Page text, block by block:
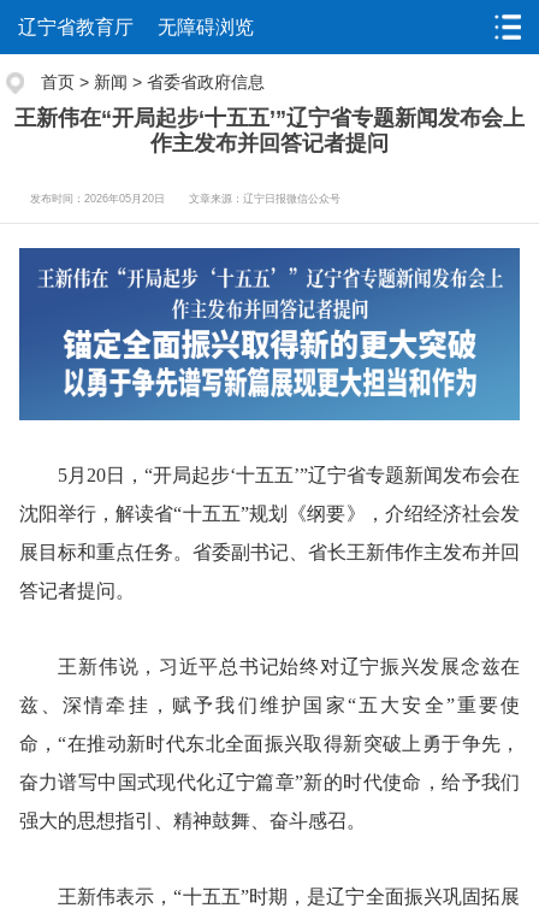
辽宁省教育厅 无障碍浏览
首页 > 新闻 > 省委省政府信息
王新伟在“开局起步‘十五五’”辽宁省专题新闻发布会上
作主发布并回答记者提问
发布时间：2026年05月20日 文章来源：辽宁日报微信公众号
5月20日，“开局起步‘十五五’”辽宁省专题新闻发布会在
沈阳举行，解读省“十五五”规划《纲要》，介绍经济社会发
展目标和重点任务。省委副书记、省长王新伟作主发布并回
答记者提问。
王新伟说，习近平总书记始终对辽宁振兴发展念兹在
兹、深情牵挂，赋予我们维护国家“五大安全”重要使
命，“在推动新时代东北全面振兴取得新突破上勇于争先，
奋力谱写中国式现代化辽宁篇章”新的时代使命，给予我们
强大的思想指引、精神鼓舞、奋斗感召。
王新伟表示，“十五五”时期，是辽宁全面振兴巩固拓展